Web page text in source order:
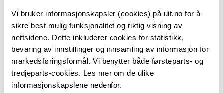
Vi bruker informasjonskapsler (cookies) på uit.no for å
sikre best mulig funksjonalitet og riktig visning av
nettsidene. Dette inkluderer cookies for statistikk,
bevaring av innstillinger og innsamling av informasjon for
markedsføringsformål. Vi benytter både førsteparts- og
tredjeparts-cookies. Les mer om de ulike
informasjonskapslene nedenfor.
Vi tar turen til Norges arktiske universitetsmuseumpå
Sør-Tromsøya i anledning UiTs Årsfest og åpen dag på
museet, med gratis inngang for hele familien.
I tillegg markerer vi at lærerutdanningene ved UiT